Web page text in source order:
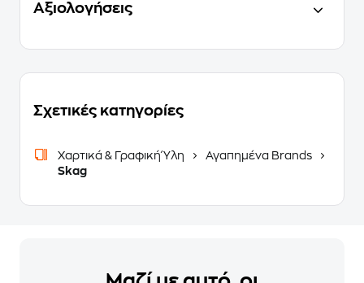
Αξιολογήσεις
Σχετικές κατηγορίες
Χαρτικά & Γραφική Ύλη
Αγαπημένα Brands
Skag